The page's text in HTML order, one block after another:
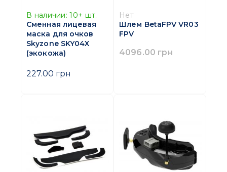
В наличии: 10+ шт.
Сменная лицевая
маска для очков
Skyzone SKY04X
(экокожа)
227.00 грн
Нет
Шлем BetaFPV VR03
FPV
4096.00 грн